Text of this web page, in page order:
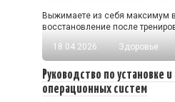
Выжимаете из себя максимум
восстановление после
18.04.2026
Здоровье
Руководство по установке
операционных систем